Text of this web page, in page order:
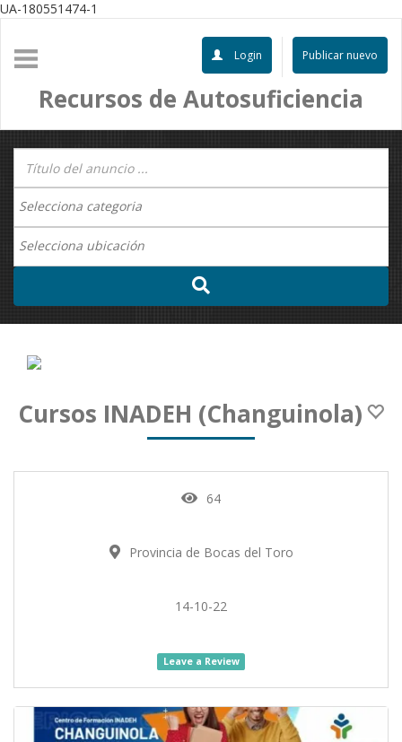
UA-180551474-1
Publicar nuevo
Login
Recursos de Autosuficiencia
Cursos INADEH (Changuinola)
64
Provincia de Bocas del Toro
14-10-22
Leave a Review